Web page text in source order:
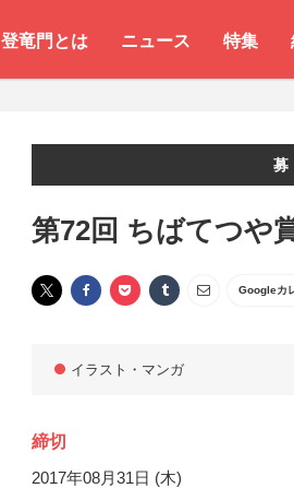
登竜門とは ニュース 特集
第72回 ちばてつや
Googleカ
イラスト・マンガ
締切
2017年08月31日 (木)